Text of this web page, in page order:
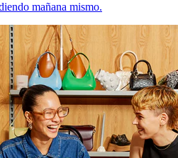
mañana mismo.